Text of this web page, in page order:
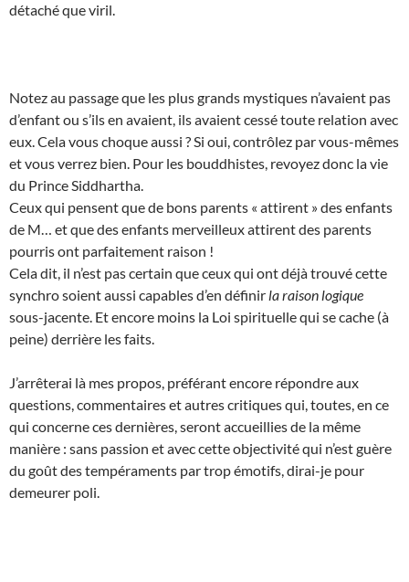
détaché que viril.
Notez au passage que les plus grands mystiques n’avaient pas
d’enfant ou s’ils en avaient, ils avaient cessé toute relation avec
eux. Cela vous choque aussi ? Si oui, contrôlez par vous-mêmes
et vous verrez bien. Pour les bouddhistes, revoyez donc la vie
du Prince Siddhartha.
Ceux qui pensent que de bons parents « attirent » des enfants
de M… et que des enfants merveilleux attirent des parents
pourris ont parfaitement raison !
Cela dit, il n’est pas certain que ceux qui ont déjà trouvé cette
synchro soient aussi capables d’en définir la raison logique
sous-jacente. Et encore moins la Loi spirituelle qui se cache (à
peine) derrière les faits.
J’arrêterai là mes propos, préférant encore répondre aux
questions, commentaires et autres critiques qui, toutes, en ce
qui concerne ces dernières, seront accueillies de la même
manière : sans passion et avec cette objectivité qui n’est guère
du goût des tempéraments par trop émotifs, dirai-je pour
demeurer poli.